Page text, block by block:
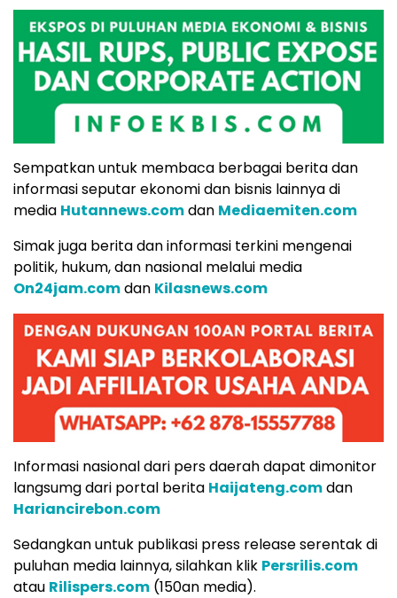
Sempatkan untuk membaca berbagai berita dan
informasi seputar ekonomi dan bisnis lainnya di
media Hutannews.comdan Mediaemiten.com
Simak juga berita dan informasi terkini mengenai
politik, hukum, dan nasional melalui media
On24jam.comdan Kilasnews.com
Informasi nasional dari pers daerah dapat dimonitor
langsumg dari portal berita Haijateng.comdan
Hariancirebon.com
Sedangkan untuk publikasi press release serentak di
puluhan media lainnya, silahkan klik Persrilis.com
atau Rilispers.com (150an media).